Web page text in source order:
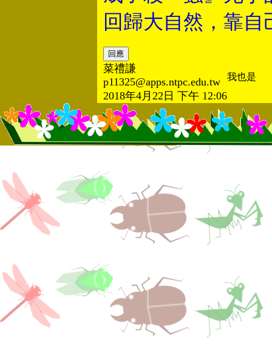
回歸大自然，靠
菜禮謙
p11325@apps.ntpc.edu.tw
2018年4月22日 下午 12:06
我也是